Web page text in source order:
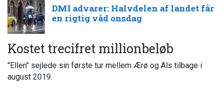
DMI advarer: Halvdelen af landet får
en rigtig våd onsdag
Kostet trecifret millionbeløb
"Ellen" sejlede sin første tur mellem Ærø og Als tilbage i
august 2019.